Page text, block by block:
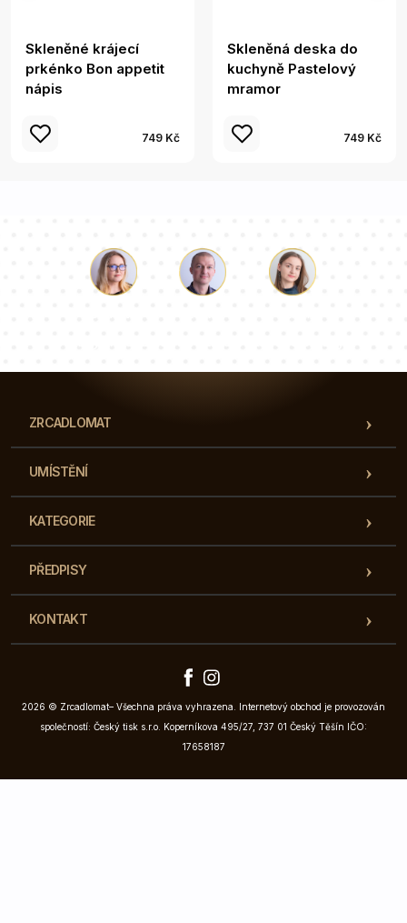
Skleněné krájecí
prkénko Bon appetit
nápis
749 Kč
Skleněná deska do
kuchyně Pastelový
mramor
749 Kč
ZRCADLOMAT
UMÍSTĚNÍ
KATEGORIE
PŘEDPISY
KONTAKT
2026 © Zrcadlomat– Všechna práva vyhrazena. Internetový obchod je provozován
společností: Český tisk s.r.o. Koperníkova 495/27, 737 01 Český Těšín IČO:
17658187